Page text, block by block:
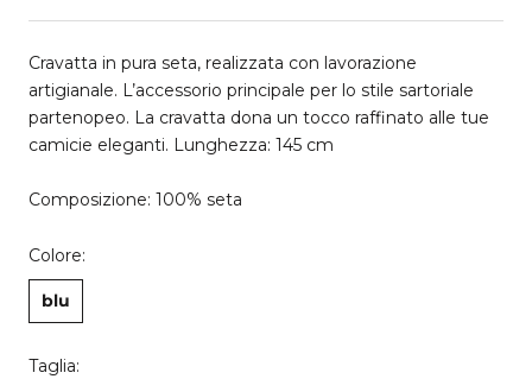
Cravatta in pura seta, realizzata con lavorazione
artigianale. L’accessorio principale per lo stile sartoriale
partenopeo. La cravatta dona un tocco raffinato alle tue
camicie eleganti. Lunghezza: 145 cm
Composizione: 100% seta
Colore:
blu
Taglia: